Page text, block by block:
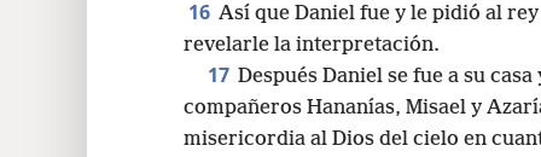
el rey una orden tan severa?”.
16 Así que Daniel fue y le pidió al
revelarle la interpretación.
17 Después Daniel se fue a su
compañeros Hananías, Misael y